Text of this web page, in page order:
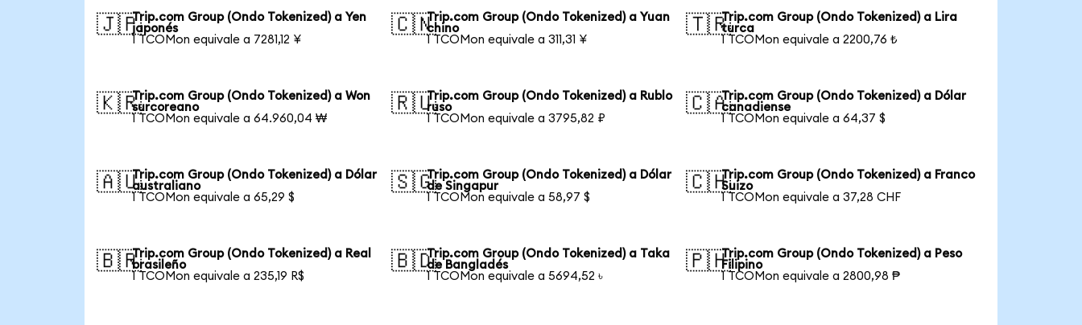
🇯🇵Trip.com Group (Ondo Tokenized) a Yen
japonés
1 TCOMon equivale a 7281,12 ¥
🇨🇳Trip.com Group (Ondo Tokenized) a Yuan
chino
1 TCOMon equivale a 311,31 ¥
🇹🇷Trip.com Group (Ondo Tokenized) a Lira
turca
1 TCOMon equivale a 2200,76 ₺
🇰🇷Trip.com Group (Ondo Tokenized) a Won
surcoreano
1 TCOMon equivale a 64.960,04 ₩
🇷🇺Trip.com Group (Ondo Tokenized) a Rublo
ruso
1 TCOMon equivale a 3795,82 ₽
🇨🇦Trip.com Group (Ondo Tokenized) a Dólar
canadiense
1 TCOMon equivale a 64,37 $
🇦🇺Trip.com Group (Ondo Tokenized) a Dólar
australiano
1 TCOMon equivale a 65,29 $
🇸🇬Trip.com Group (Ondo Tokenized) a Dólar
de Singapur
1 TCOMon equivale a 58,97 $
🇨🇭Trip.com Group (Ondo Tokenized) a Franco
Suizo
1 TCOMon equivale a 37,28 CHF
🇧🇷Trip.com Group (Ondo Tokenized) a Real
brasileño
1 TCOMon equivale a 235,19 R$
🇧🇩Trip.com Group (Ondo Tokenized) a Taka
de Bangladés
1 TCOMon equivale a 5694,52 ৳
🇵🇭Trip.com Group (Ondo Tokenized) a Peso
Filipino
1 TCOMon equivale a 2800,98 ₱